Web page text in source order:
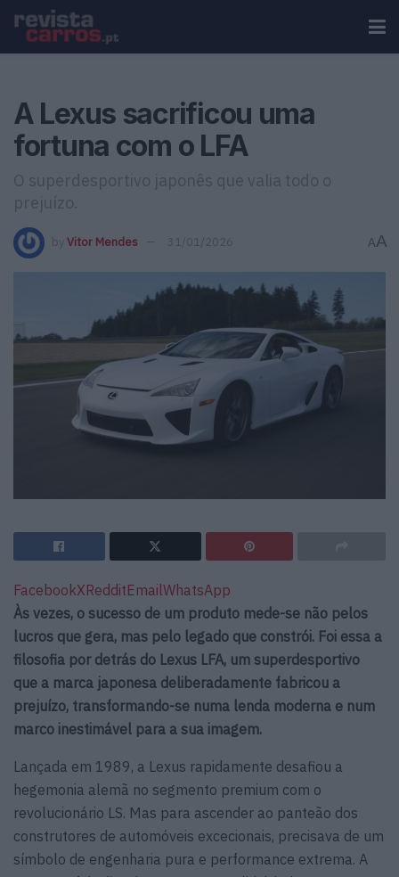
A Lexus sacrificou uma
fortuna com o LFA
O superdesportivo japonês que valia todo o
prejuízo.
by Vitor Mendes 31/01/2026 AA
FacebookXRedditEmailWhatsApp
Às vezes, o sucesso de um produto mede-se não pelos
lucros que gera, mas pelo legado que constrói. Foi essa a
filosofia por detrás do Lexus LFA, um superdesportivo
que a marca japonesa deliberadamente fabricou a
prejuízo, transformando-se numa lenda moderna e num
marco inestimável para a sua imagem.
Lançada em 1989, a Lexus rapidamente desafiou a
hegemonia alemã no segmento premium com o
revolucionário LS. Mas para ascender ao panteão dos
construtores de automóveis excecionais, precisava de um
símbolo de engenharia pura e performance extrema. A